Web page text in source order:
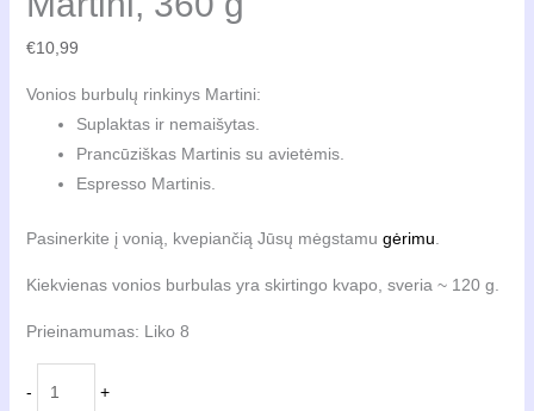
€10,99
Vonios burbulų rinkinys Martini:
Suplaktas ir nemaišytas.
Prancūziškas Martinis su avietėmis.
Espresso Martinis.
Pasinerkite į vonią, kvepiančią Jūsų mėgstamu gėrimu
Kiekvienas vonios burbulas yra skirtingo kvapo, sveria ~ 120 g.
Prieinamumas: Liko 8
- +